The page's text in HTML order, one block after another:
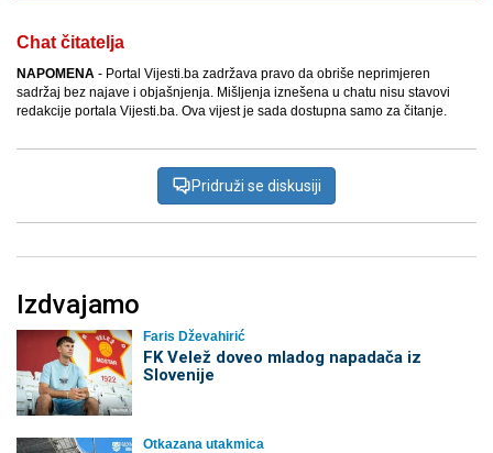
Chat čitatelja
NAPOMENA - Portal Vijesti.ba zadržava pravo da obriše neprimjeren
sadržaj bez najave i objašnjenja. Mišljenja iznešena u chatu nisu stavovi
redakcije portala Vijesti.ba. Ova vijest je sada dostupna samo za čitanje.
Pridruži se diskusiji
Izdvajamo
Faris Dževahirić
FK Velež doveo mladog napadača iz
Slovenije
Otkazana utakmica